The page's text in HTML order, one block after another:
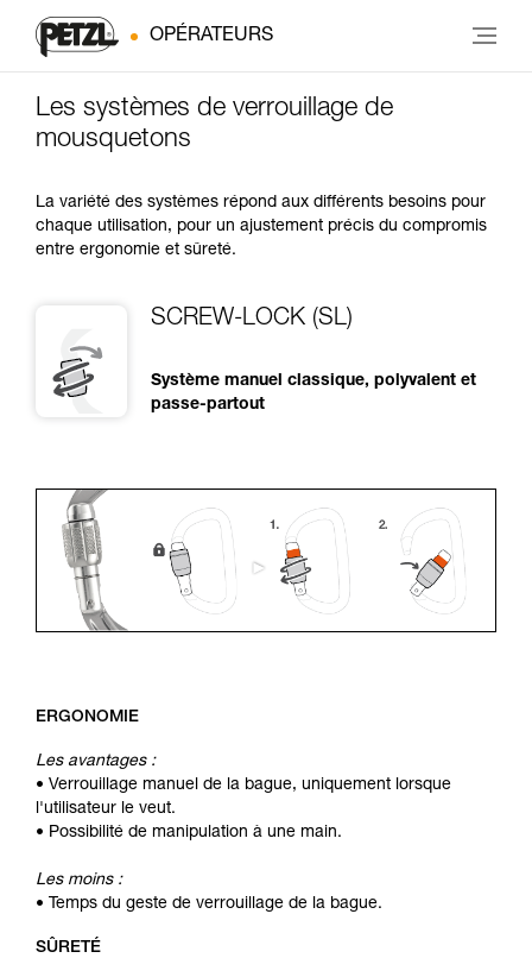
OPÉRATEURS
Les systèmes de verrouillage de
mousquetons
La variété des systèmes répond aux différents besoins pour
chaque utilisation, pour un ajustement précis du compromis
entre ergonomie et sûreté.
SCREW-LOCK (SL)
Système manuel classique, polyvalent et
passe-partout
ERGONOMIE
Les avantages :
• Verrouillage manuel de la bague, uniquement lorsque
l'utilisateur le veut.
• Possibilité de manipulation à une main.
Les moins :
• Temps du geste de verrouillage de la bague.
SÛRETÉ